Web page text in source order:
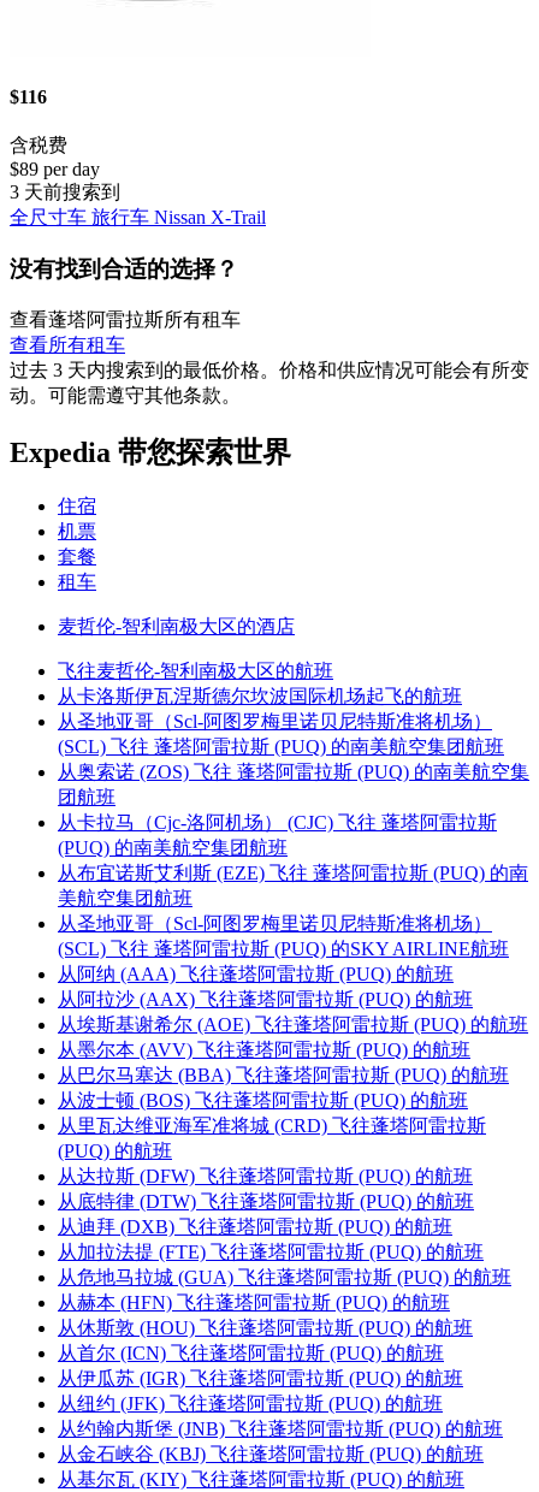
$116
含税费
$89 per day
3 天前搜索到
全尺寸车 旅行车 Nissan X-Trail
没有找到合适的选择？
查看蓬塔阿雷拉斯所有租车
查看所有租车
过去 3 天内搜索到的最低价格。价格和供应情况可能会有所变
动。可能需遵守其他条款。
Expedia 带您探索世界
住宿
机票
套餐
租车
麦哲伦-智利南极大区的酒店
飞往麦哲伦-智利南极大区的航班
从卡洛斯伊瓦涅斯德尔坎波国际机场起飞的航班
从圣地亚哥（Scl-阿图罗梅里诺贝尼特斯准将机场）
(SCL) 飞往 蓬塔阿雷拉斯 (PUQ) 的南美航空集团航班
从奥索诺 (ZOS) 飞往 蓬塔阿雷拉斯 (PUQ) 的南美航空集
团航班
从卡拉马（Cjc-洛阿机场） (CJC) 飞往 蓬塔阿雷拉斯
(PUQ) 的南美航空集团航班
从布宜诺斯艾利斯 (EZE) 飞往 蓬塔阿雷拉斯 (PUQ) 的南
美航空集团航班
从圣地亚哥（Scl-阿图罗梅里诺贝尼特斯准将机场）
(SCL) 飞往 蓬塔阿雷拉斯 (PUQ) 的SKY AIRLINE航班
从阿纳 (AAA) 飞往蓬塔阿雷拉斯 (PUQ) 的航班
从阿拉沙 (AAX) 飞往蓬塔阿雷拉斯 (PUQ) 的航班
从埃斯基谢希尔 (AOE) 飞往蓬塔阿雷拉斯 (PUQ) 的航班
从墨尔本 (AVV) 飞往蓬塔阿雷拉斯 (PUQ) 的航班
从巴尔马塞达 (BBA) 飞往蓬塔阿雷拉斯 (PUQ) 的航班
从波士顿 (BOS) 飞往蓬塔阿雷拉斯 (PUQ) 的航班
从里瓦达维亚海军准将城 (CRD) 飞往蓬塔阿雷拉斯
(PUQ) 的航班
从达拉斯 (DFW) 飞往蓬塔阿雷拉斯 (PUQ) 的航班
从底特律 (DTW) 飞往蓬塔阿雷拉斯 (PUQ) 的航班
从迪拜 (DXB) 飞往蓬塔阿雷拉斯 (PUQ) 的航班
从加拉法提 (FTE) 飞往蓬塔阿雷拉斯 (PUQ) 的航班
从危地马拉城 (GUA) 飞往蓬塔阿雷拉斯 (PUQ) 的航班
从赫本 (HFN) 飞往蓬塔阿雷拉斯 (PUQ) 的航班
从休斯敦 (HOU) 飞往蓬塔阿雷拉斯 (PUQ) 的航班
从首尔 (ICN) 飞往蓬塔阿雷拉斯 (PUQ) 的航班
从伊瓜苏 (IGR) 飞往蓬塔阿雷拉斯 (PUQ) 的航班
从纽约 (JFK) 飞往蓬塔阿雷拉斯 (PUQ) 的航班
从约翰内斯堡 (JNB) 飞往蓬塔阿雷拉斯 (PUQ) 的航班
从金石峡谷 (KBJ) 飞往蓬塔阿雷拉斯 (PUQ) 的航班
从基尔瓦 (KIY) 飞往蓬塔阿雷拉斯 (PUQ) 的航班